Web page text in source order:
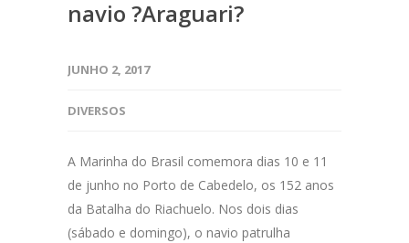
navio ?Araguari?
JUNHO 2, 2017
DIVERSOS
A Marinha do Brasil comemora dias 10 e 11
de junho no Porto de Cabedelo, os 152 anos
da Batalha do Riachuelo. Nos dois dias
(sábado e domingo), o navio patrulha